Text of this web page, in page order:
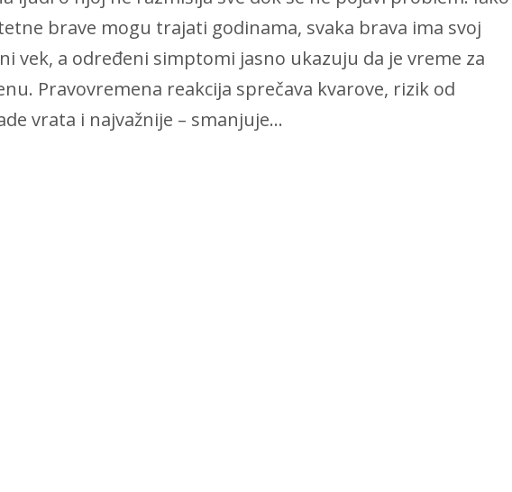
brave mogu trajati godinama, svaka brava ima svoj
vek, a određeni simptomi jasno ukazuju da je vreme za
Pravovremena reakcija sprečava kvarove, rizik od
vrata i najvažnije – smanjuje...